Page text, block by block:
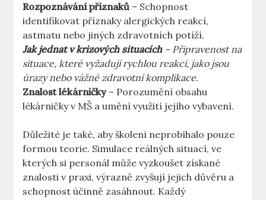
Rozpoznávání příznaků – Schopnost
identifikovat příznaky alergických reakcí,
astmatu nebo jiných zdravotních potíží.
Jak jednat v krizových situacích– Připravenost na
situace, které vyžadují rychlou reakci, jako jsou
úrazy nebo vážné zdravotní komplikace.
Znalost lékárničky– Porozumění obsahu
lékárničky v MŠ a umění využití jejího vybavení.
Důležité je také, aby školení neprobíhalo pouze
formou teorie. Simulace reálných situací, ve
kterých si personál může vyzkoušet získané
znalosti v praxi, výrazně zvyšují jejich důvěru a
schopnost účinně zasáhnout. Každý